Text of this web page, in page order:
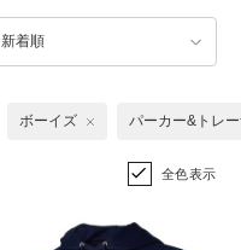
新着順
ボーイズ パーカー&トレ
全色表示